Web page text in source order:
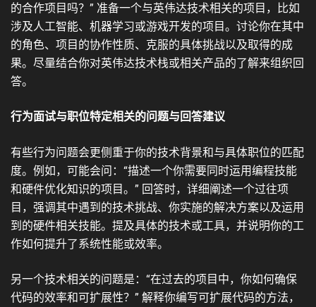
的合作项目吗？” 准备一个与英伟达技术相关的项目，比如
涉及人工智能、机器学习或游戏开发的项目。讨论你在其中
的角色、项目的协作性质、克服的具体挑战以及取得的成
果。尽量结合你对英伟达技术栈或相关产品的了解来组织回
答。
行为面试与职位特定相关的问题与回答建议
有些行为问题会更侧重于你的技术背景和与具体职位的匹配
度。例如，可能会问：“描述一个你需要同时运用编程技能
和硬件优化知识的项目。” 回答时，详细阐述一个过往项
目，强调其中遇到的技术挑战、你实施的解决方案以及运用
到的硬件相关技能。提及具体的技术或工具，并说明你的工
作如何提升了系统性能或效率。
另一个技术相关的问题是：“在过去的项目中，你如何确保
代码的效率和可扩展性？” 解释你编写可扩展代码的方法，